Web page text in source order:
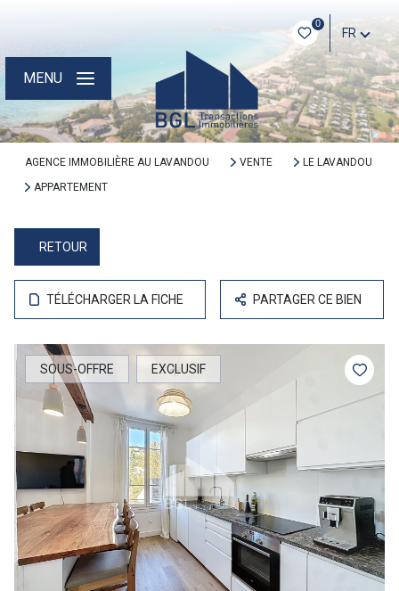
0
FR
MENU
AGENCE IMMOBILIÈRE AU LAVANDOU VENTE
LE LAVANDOU
APPARTEMENT
RETOUR
TÉLÉCHARGER LA FICHE PARTAGER CE BIEN
SOUS-OFFRE EXCLUSIF